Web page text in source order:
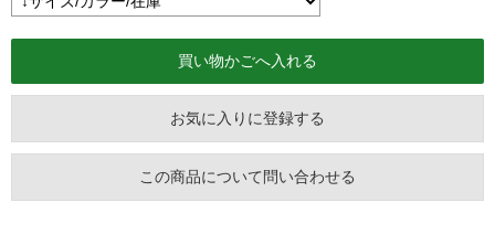
お気に入りに登録する
この商品について問い合わせる